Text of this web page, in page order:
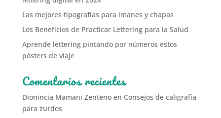
Las mejores tipografías para imanes y chapas
Los Beneficios de Practicar Lettering para la Salud
Aprende lettering pintando por números estos
pósters de viaje
Comentarios recientes
Dionincia Mamani Zentenoen Consejos de caligrafía
para zurdos